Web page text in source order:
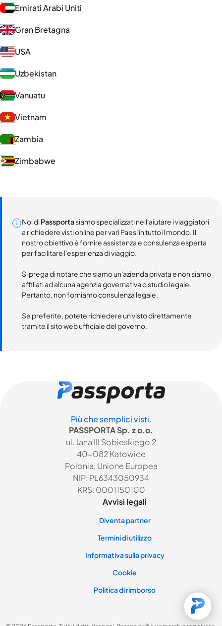
Emirati Arabi Uniti
Gran Bretagna
USA
Uzbekistan
Vanuatu
Vietnam
Zambia
Zimbabwe
Noi diPassportasiamo specializzati nell'aiutare i viaggiatori
a richiedere visti online per vari Paesi in tutto il mondo. Il
nostro obiettivo è fornire assistenza e consulenza esperta
per facilitare l'esperienza di viaggio.
Si prega di notare che siamo un'azienda privata e non siamo
affiliati ad alcuna agenzia governativa o studio legale.
Pertanto, non forniamo consulenza legale.
Se preferite, potete richiedere un visto direttamente
tramite il sito web ufficiale del governo.
Più che semplici visti.
PASSPORTA Sp. z o.o.
ul. Jana III Sobieskiego 2
40-082 Katowice
Polonia, Unione Europea
NIP: PL6343050934
KRS: 0001150100
Avvisi legali
Diventa partner
Termini di utilizzo
Informativa sulla privacy
Cookie
Politica di rimborso